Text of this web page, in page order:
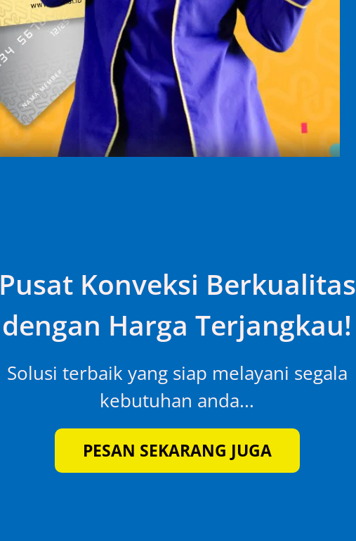
Pusat Konveksi Berkualitas
dengan Harga Terjangkau!
Solusi terbaik yang siap melayani segala
kebutuhan anda...
PESAN SEKARANG JUGA